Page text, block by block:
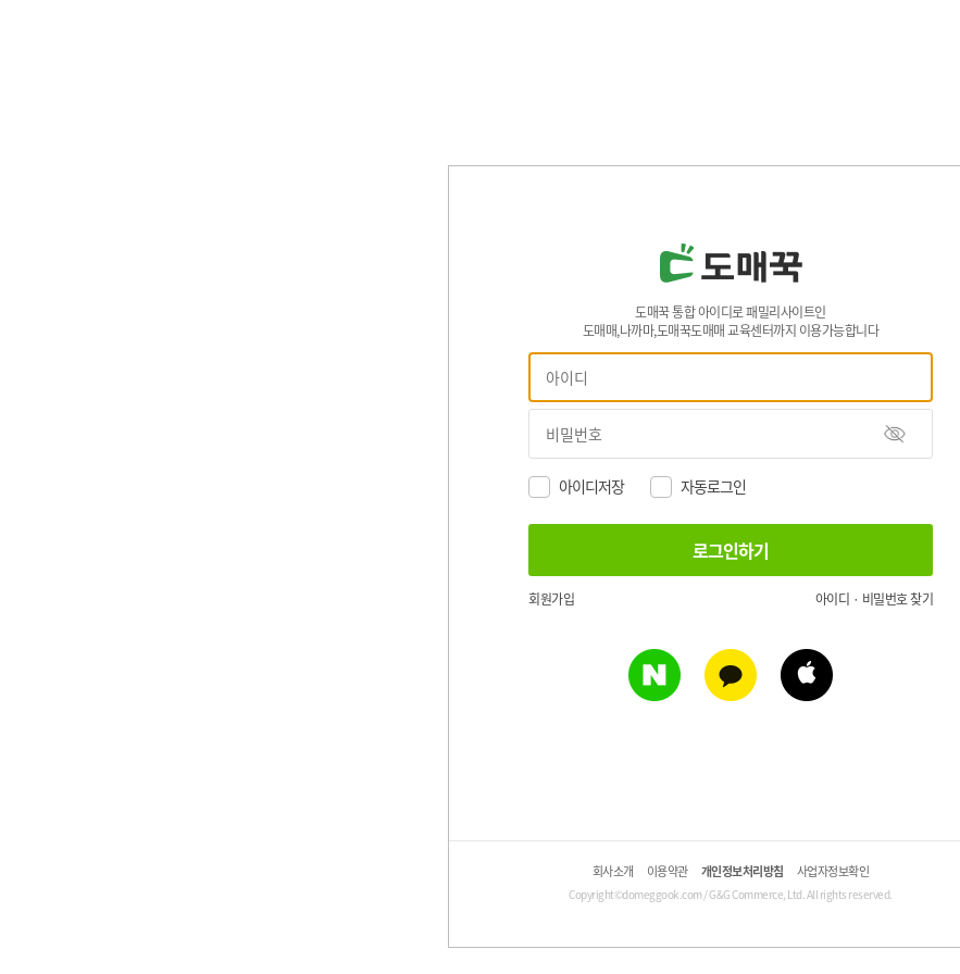
도매꾹 통합 아이디로 패밀리사이트인
도매매,나까마,도매꾹도매매 교육센터까지 이용가능합니다
아이디저장 자동로그인
회원가입 아이디 · 비밀번호 찾기
회사소개 이용약관 개인정보처리방침 사업자정보확인
Copyright©domeggook.com / G&G Commerce, Ltd. All rights reserved.